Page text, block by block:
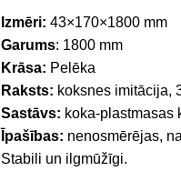
Izmēri: 43×170×1800 mm
Garums: 1800 mm
Krāsa: Pelēka
Raksts: koksnes imitācija,
Sastāvs: koka-plastmasas
Īpašības: nenosmērējas,
Stabili un ilgmūžīgi.